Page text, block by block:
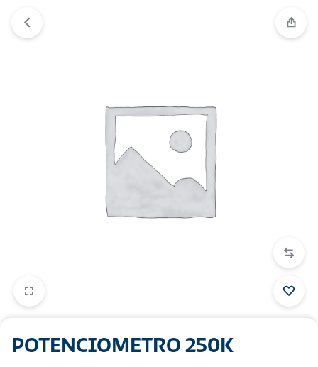
POTENCIOMETRO 250K